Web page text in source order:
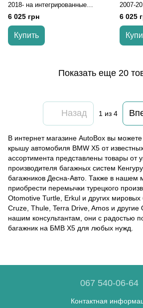
2018- на интегрированные
рейлинги черный Turtle
6 025 грн
Купить
2007-
6 025
Показать еще 20
Назад 1 из 4
В интернет магазине AutoBox вы можете
крышу автомобиля BMW X5 от
ассортимента представлены товары от
производителя багажных систем
багажников Десна-Авто. Также в нашем
приобрести перемычки турецкого
Otomotive Turtle, Erkul и других мировых
Cruze, Thule, Terra Drive, Amos и другие
нашим консультантам, они с радостью
багажник на БМВ X5 для любых нужд.
067 540-06-64
Контактная